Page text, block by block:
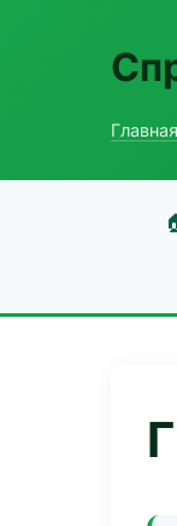
Главная